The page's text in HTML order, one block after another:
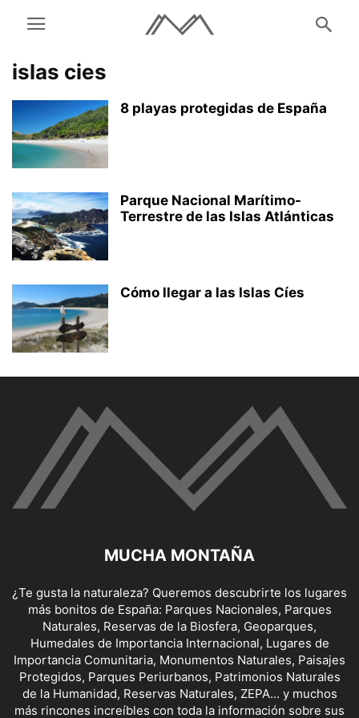
islas cies
8 playas protegidas de España
Parque Nacional Marítimo-
Terrestre de las Islas Atlánticas
Cómo llegar a las Islas Cíes
MUCHA MONTAÑA
¿Te gusta la naturaleza? Queremos descubrirte los lugares
más bonitos de España: Parques Nacionales, Parques
Naturales, Reservas de la Biosfera, Geoparques,
Humedales de Importancia Internacional, Lugares de
Importancia Comunitaria, Monumentos Naturales, Paisajes
Protegidos, Parques Periurbanos, Patrimonios Naturales
de la Humanidad, Reservas Naturales, ZEPA... y muchos
más rincones increíbles con toda la información sobre sus